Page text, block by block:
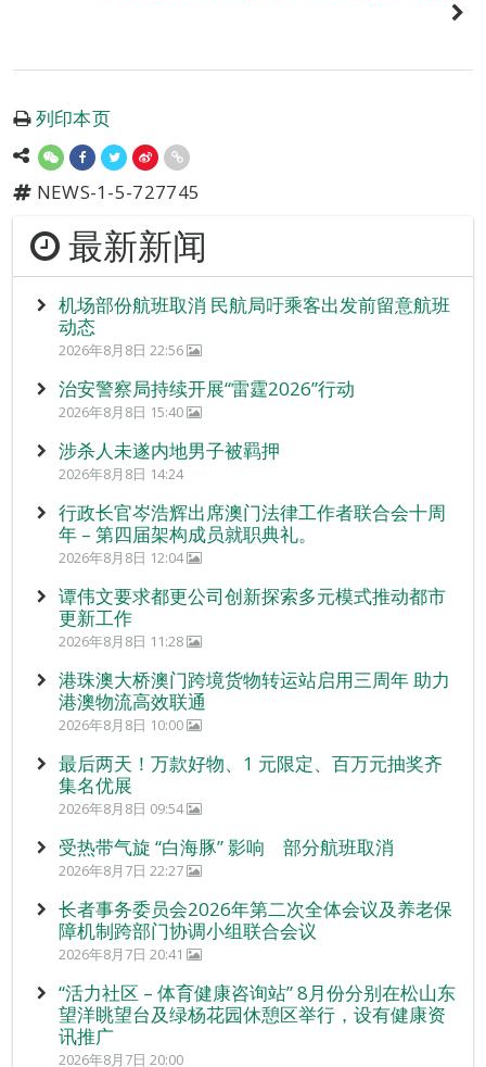
列印本页
NEWS-1-5-727745
最新新闻
机场部份航班取消 民航局吁乘客出发前留意航班
动态
2026年8月8日 22:56
治安警察局持续开展“雷霆2026”行动
2026年8月8日 15:40
涉杀人未遂内地男子被羁押
2026年8月8日 14:24
行政长官岑浩辉出席澳门法律工作者联合会十周
年 – 第四届架构成员就职典礼。
2026年8月8日 12:04
谭伟文要求都更公司创新探索多元模式推动都市
更新工作
2026年8月8日 11:28
港珠澳大桥澳门跨境货物转运站启用三周年 助力
港澳物流高效联通
2026年8月8日 10:00
最后两天！万款好物、1 元限定、百万元抽奖齐
集名优展
2026年8月8日 09:54
受热带气旋 “白海豚” 影响 部分航班取消
2026年8月7日 22:27
长者事务委员会2026年第二次全体会议及养老保
障机制跨部门协调小组联合会议
2026年8月7日 20:41
“活力社区 – 体育健康咨询站” 8月份分别在松山东
望洋眺望台及绿杨花园休憩区举行，设有健康资
讯推广
2026年8月7日 20:00